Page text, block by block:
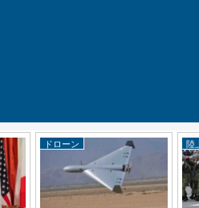
ドローン 陸